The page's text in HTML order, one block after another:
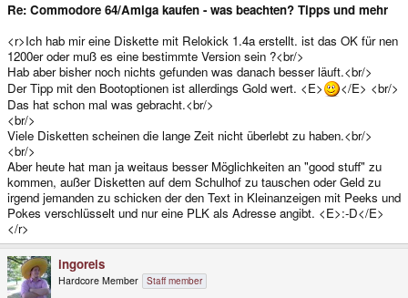
Re: Commodore 64/Amiga kaufen - was beachten? Tipps und mehr
<r>Ich hab mir eine Diskette mit Relokick 1.4a erstellt. ist das OK für nen
1200er oder muß es eine bestimmte Version sein ?<br/>
Hab aber bisher noch nichts gefunden was danach besser läuft.<br/>
Der Tipp mit den Bootoptionen ist allerdings Gold wert. <E>
</E> <br/>
Das hat schon mal was gebracht.<br/>
<br/>
Viele Disketten scheinen die lange Zeit nicht überlebt zu haben.<br/>
<br/>
Aber heute hat man ja weitaus besser Möglichkeiten an "good stuff" zu
kommen, außer Disketten auf dem Schulhof zu tauschen oder Geld zu
irgend jemanden zu schicken der den Text in Kleinanzeigen mit Peeks und
Pokes verschlüsselt und nur eine PLK als Adresse angibt. <E>:-D</E>
</r>
ingoreis
Hardcore Member Staff member